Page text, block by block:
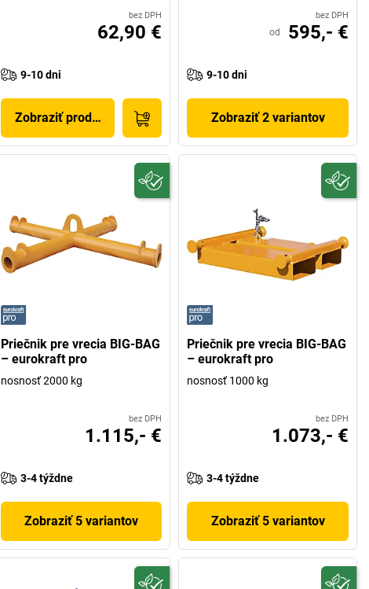
bez DPH
62,90 €
9-10 dni
Zobraziť produkt
bez DPH
od 595,- €
9-10 dni
Zobraziť 2 variantov
Priečnik pre vrecia BIG-BAG
– eurokraft pro
nosnosť 2000 kg
bez DPH
1.115,- €
3-4 týždne
Zobraziť 5 variantov
Priečnik pre vrecia BIG-BAG
– eurokraft pro
nosnosť 1000 kg
bez DPH
1.073,- €
3-4 týždne
Zobraziť 5 variantov